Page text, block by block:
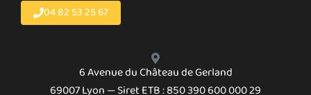
04 82 53 25 67
6 Avenue du Château de Gerland
69007 Lyon — Siret ETB : 850 390 600 000 29